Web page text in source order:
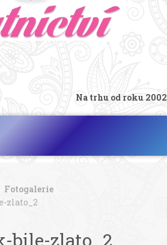
Na trhu od roku 2002
Fotogalerie
zlato_2
bile-zlato_2